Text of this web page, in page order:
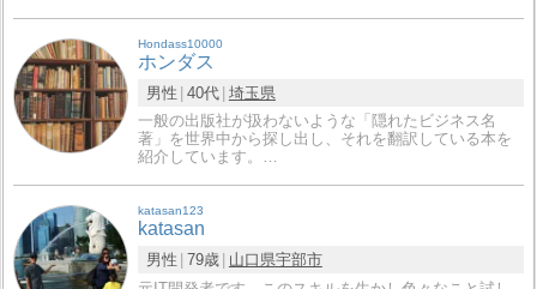
Hondass10000
ホンダス
男性 40代 埼玉県
一般の出版社が扱わないような「隠れたビジネス名
著」を世界中から探し出し、それを翻訳している本を
紹介しています。…
katasan123
katasan
男性 79歳 山口県宇部市